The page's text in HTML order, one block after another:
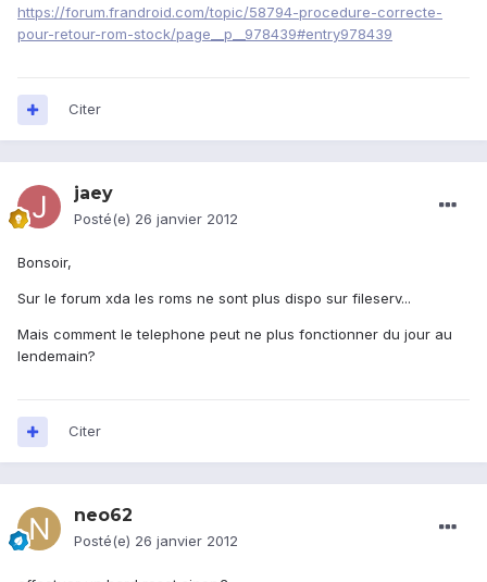
https://forum.frandroid.com/topic/58794-procedure-correcte-
pour-retour-rom-stock/page__p__978439#entry978439
Citer
jaey
Posté(e) 26 janvier 2012
Bonsoir,
Sur le forum xda les roms ne sont plus dispo sur fileserv...
Mais comment le telephone peut ne plus fonctionner du jour au
lendemain?
Citer
neo62
Posté(e) 26 janvier 2012